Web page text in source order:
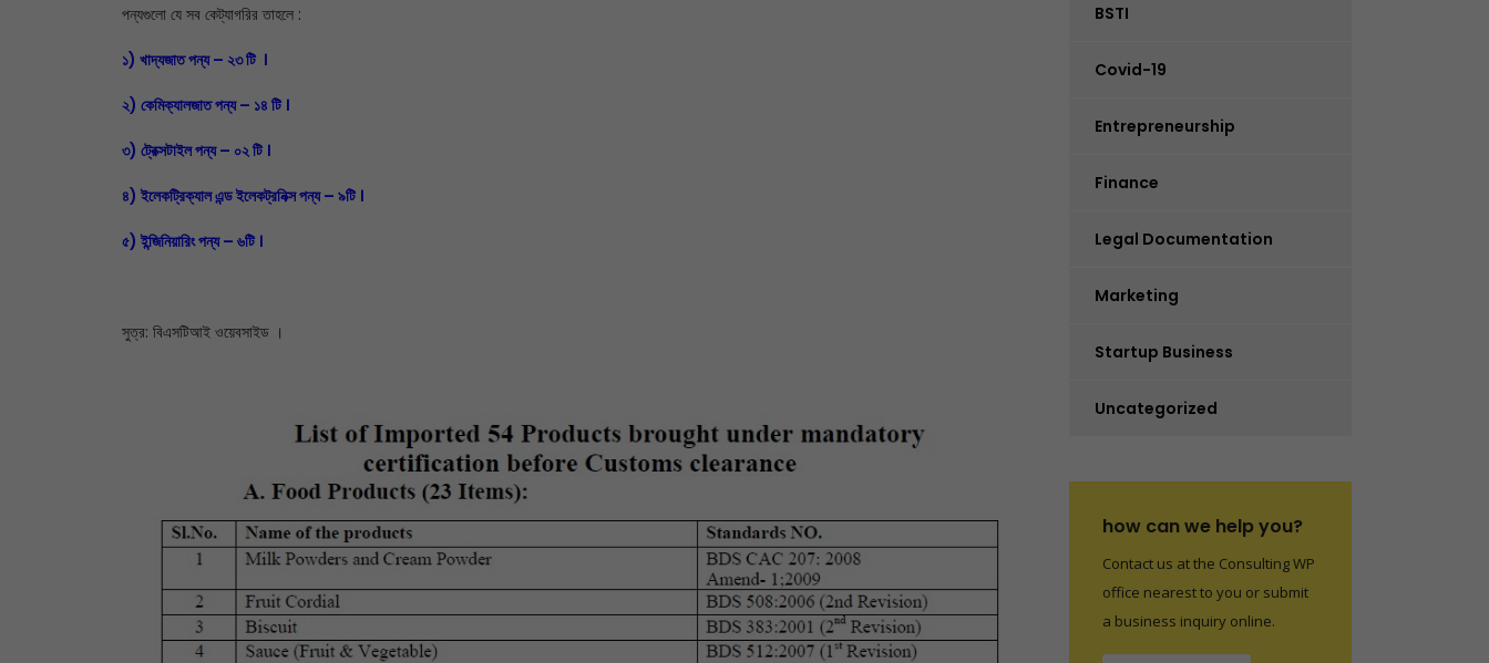
পন্যগুলো যে সব কেট্যাগরির তাহলে :
১) খাদ্যজাত পন্য – ২৩ টি ।
২) কেমিক্যালজাত পন্য – ১৪ টি ।
৩) ট্রেক্সটাইল পন্য – ০২ টি ।
৪) ইলেকট্রিক্যাল এন্ড ইলেকট্রনিক্স পন্য – ৯টি ।
৫) ইন্জিনিয়ারিং পন্য – ৬টি ।
সুত্র: বিএসটিআই ওয়েবসাইড ।
BSTI
Covid-19
Entrepreneurship
Finance
Legal Documentation
Marketing
Startup Business
Uncategorized
how can we help you?
Contact us at the Consulting WP
office nearest to you or submit
a business inquiry online.